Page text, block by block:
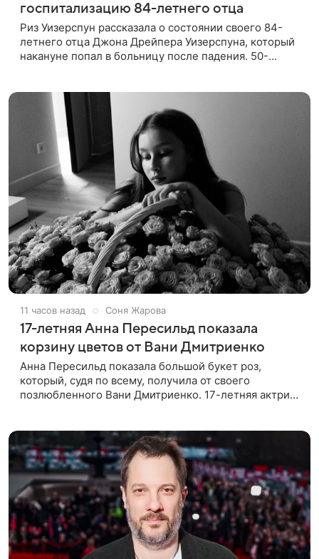
госпитализацию 84-летнего отца
Риз Уизерспун рассказала о состоянии своего 84-
летнего отца Джона Дрейпера Уизерспуна, который
накануне попал в больницу после падения. 50-
11 часов назад Соня Жарова
17-летняя Анна Пересильд показала
корзину цветов от Вани Дмитриенко
Анна Пересильд показала большой букет роз,
который, судя по всему, получилa от своего
позлюбленного Вани Дмитриенко. 17-летняя актриса